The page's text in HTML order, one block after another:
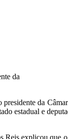
da
presidente da
estadual e
explicou que